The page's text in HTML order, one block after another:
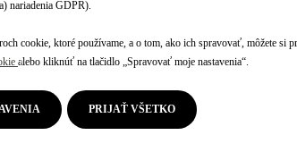
est doté d’une longueur de 4418
rétro extérieur, et d’une hauteur de
rangements DS 3 CROSSBACK offre
pratiques et fonctionnels.
nariadenia GDPR).
cookie, ktoré používame, a o tom, ako ich spravovať, môžete si
alebo kliknúť na tlačidlo „Spravovať moje nastavenia“.
PRIJAŤ VŠETKO